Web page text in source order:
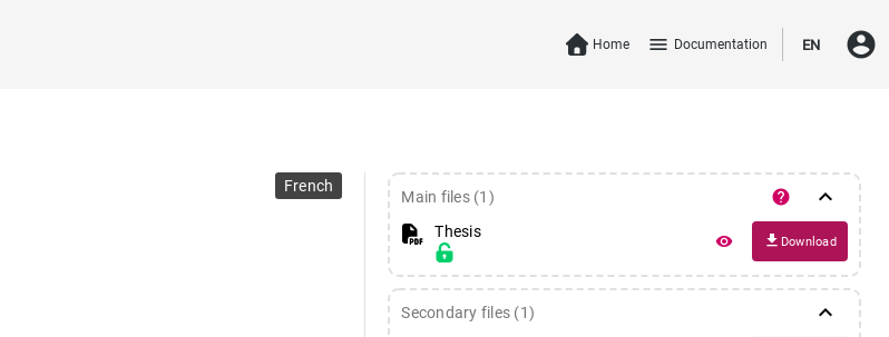
Home menu Documentation EN account_circle
French
Main files (1) help keyboard_arrow_down
Thesis
remove_red_eye file_download Download
Secondary files (1) keyboard_arrow_down